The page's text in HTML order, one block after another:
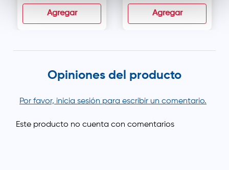
Agregar Agregar
Opiniones del producto
Por favor, inicia sesión para escribir un comentario.